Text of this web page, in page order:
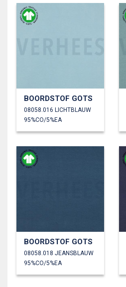
BOORDSTOF GOTS
08058.016 LICHTBLAUW
95%CO/5%EA
BOORDSTOF GOTS
08058.018 JEANSBLAUW
95%CO/5%EA